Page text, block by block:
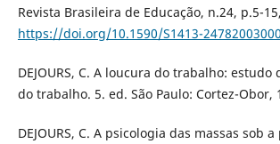
Revista Brasileira de Educação, n.24, p.5-
https://doi.org/10.1590/S1413-
DEJOURS, C. A loucura do trabalho:
do trabalho. 5. ed. São Paulo: Cortez-Obor,
DEJOURS, C. A psicologia das massas sob